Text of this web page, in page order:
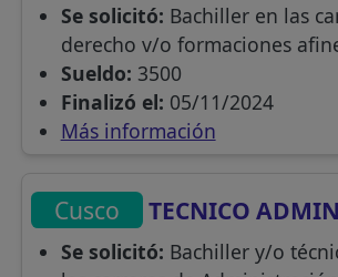
Se solicitó: Bachiller en las
derecho v/o formaciones
Sueldo: 3500
Finalizó el: 05/11/2024
Más información
Cusco TECNICO
Se solicitó: Bachiller y/o